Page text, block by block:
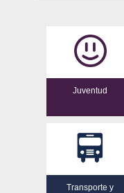
Juventud
Transporte y